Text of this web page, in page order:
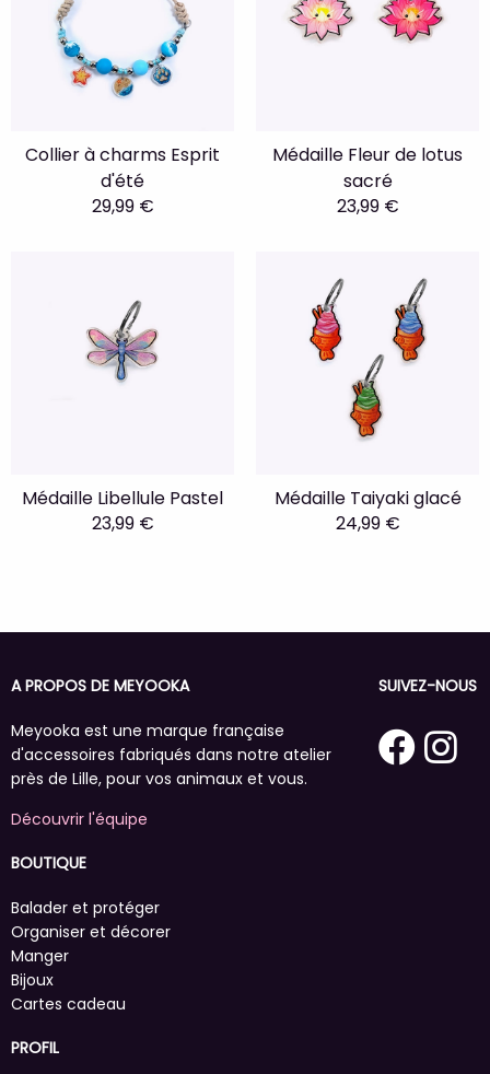
Collier à charms Esprit
d'été
29,99 €
Médaille Fleur de lotus
sacré
23,99 €
Médaille Libellule Pastel
23,99 €
Médaille Taiyaki glacé
24,99 €
A PROPOS DE MEYOOKA
Meyooka est une marque française
d'accessoires fabriqués dans notre atelier
près de Lille, pour vos animaux et vous.
Découvrir l'équipe
SUIVEZ-NOUS
BOUTIQUE
Balader et protéger
Organiser et décorer
Manger
Bijoux
Cartes cadeau
PROFIL